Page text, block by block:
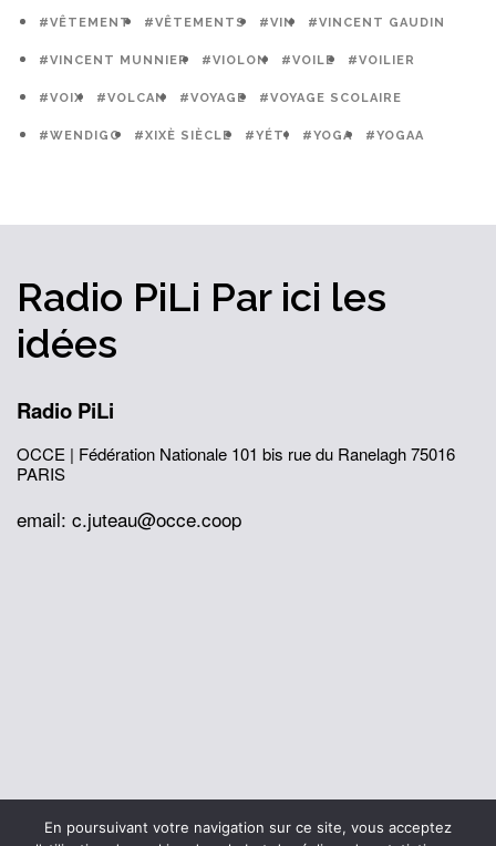
#VÊTEMENT #VÊTEMENTS #VIN #VINCENT GAUDIN
#VINCENT MUNNIER #VIOLON #VOILE #VOILIER
#VOIX #VOLCAN #VOYAGE #VOYAGE SCOLAIRE
#WENDIGO #XIXÈ SIÈCLE #YÉTI #YOGA #YOGAA
Radio PiLi Par ici les
idées
Radio PiLi
OCCE | Fédération Nationale 101 bis rue du Ranelagh75016
PARIS
email: c.juteau@occe.coop
© 2026 Office Central de la Coopération à l'École
En poursuivant votre navigation sur ce site, vous acceptez